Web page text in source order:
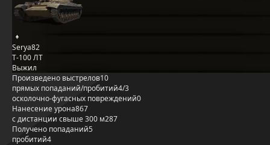
Serya82
Т-100 ЛТ
Выжил
Произведено выстрелов10
прямых попаданий/пробитий4/3
осколочно-фугасных повреждений0
Нанесение урона867
с дистанции свыше 300 м287
Получено попаданий5
пробитий4